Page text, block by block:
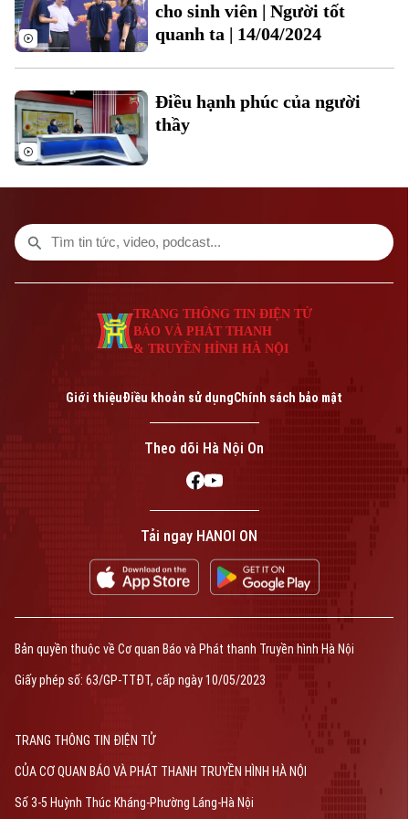
Theo dõi Hà Nội On
Đánh giá
Làng nghề
Di tích
Y tế
Tư vấn sức khỏe
Thể thao
Bóng đá
Quần vợt
Golf
Tin tức
Sao
Thời trang
Đã phát sóng
Tòa soạn
0865.116.699
CỦA CƠ QUAN BÁO VÀ PHÁT THANH TRUYỀN HÌNH HÀ NỘI
Phó Giám đốc: Nguyễn Kim Khiêm, Nguyễn Minh Đức, Nguyễn Thành Lợi
cho sinh viên | Người tốt
quanh ta | 14/04/2024
Điều hạnh phúc của người
thầy
TRANG THÔNG TIN ĐIỆN TỬ
BÁO VÀ PHÁT THANH
& TRUYỀN HÌNH HÀ NỘI
Giới thiệuĐiều khoản sử dụngChính sách bảo mật
Theo dõi Hà Nội On
Tải ngay HANOI ON
Bản quyền thuộc về Cơ quan Báo và Phát thanh Truyền hình Hà Nội
Giấy phép số: 63/GP-TTĐT, cấp ngày 10/05/2023
TRANG THÔNG TIN ĐIỆN TỬ
CỦA CƠ QUAN BÁO VÀ PHÁT THANH TRUYỀN HÌNH HÀ NỘI
Số 3-5 Huỳnh Thúc Kháng-Phường Láng-Hà Nội